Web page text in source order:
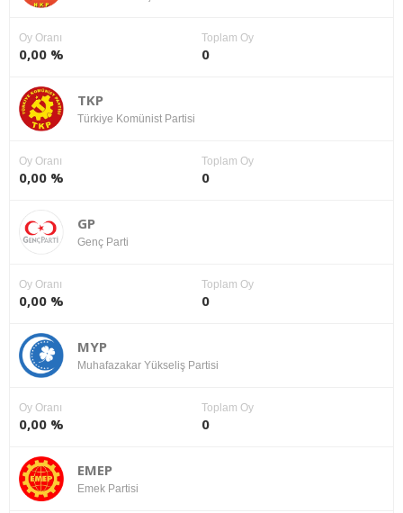
Oy Oranı
0,00 %
Toplam Oy
0
TKP
Türkiye Komünist Partisi
Oy Oranı
0,00 %
Toplam Oy
0
GP
Genç Parti
Oy Oranı
0,00 %
Toplam Oy
0
MYP
Muhafazakar Yükseliş Partisi
Oy Oranı
0,00 %
Toplam Oy
0
EMEP
Emek Partisi